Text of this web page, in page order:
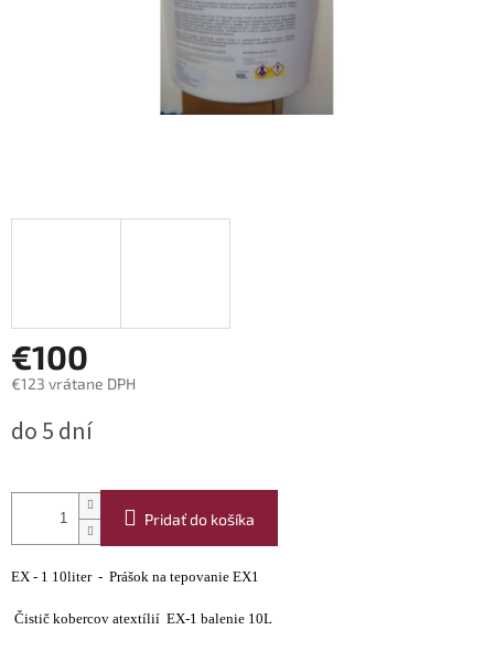
€100
€123 vrátane DPH
cena:
do 5 dní
Pridať do košíka
EX - 1 10liter - Prášok na tepovanie EX1
Čistič kobercov atextílií EX-1 balenie 10L